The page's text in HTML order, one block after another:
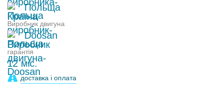
Польща
Виробник двигуна
Doosan
гарантія
12 міс.
доставка і оплата